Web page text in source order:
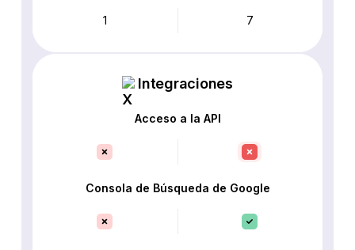
1 7
Integraciones
Acceso a la API
Consola de Búsqueda de Google